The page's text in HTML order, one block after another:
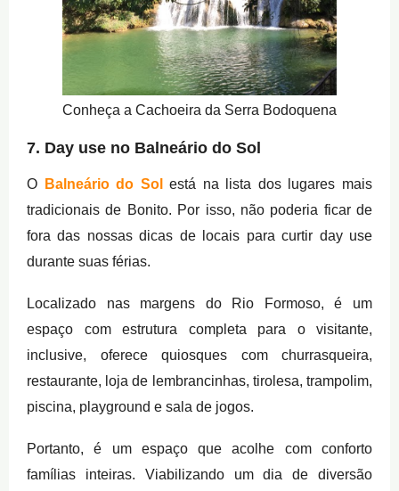
Conheça a Cachoeira da Serra Bodoquena
7. Day use no Balneário do Sol
O Balneário do Sol
está na lista dos lugares mais
tradicionais de Bonito. Por isso, não poderia ficar de
fora das nossas dicas de locais para curtir day use
durante suas férias.
Localizado nas margens do Rio Formoso, é um
espaço com estrutura completa para o visitante,
inclusive, oferece quiosques com churrasqueira,
restaurante, loja de lembrancinhas, tirolesa, trampolim,
piscina, playground e sala de jogos.
Portanto, é um espaço que acolhe com conforto
famílias inteiras. Viabilizando um dia de diversão